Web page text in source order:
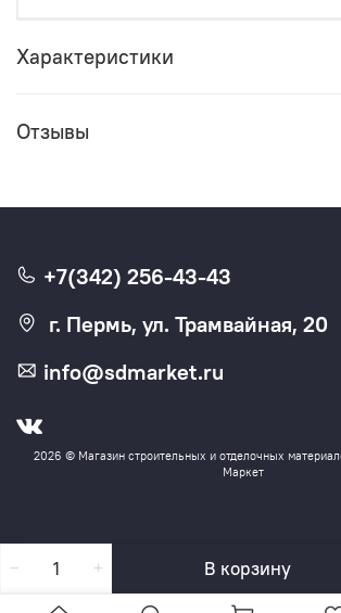
В корзину
Характеристики
Отзывы
2026 © Магазин строительных и отделочных
Маркет
+7(342) 256-43-43
г. Пермь, ул. Трамвайная, 20
info@sdmarket.ru